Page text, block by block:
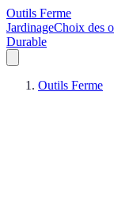
Outils Ferme
JardinageChoix des
Durable
Outils Ferme